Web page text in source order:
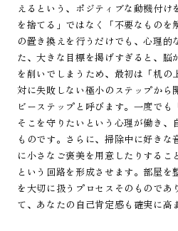
えるという、ポジティブな動機付け
を捨てる」ではなく「不要なもの
の置き換えを行うだけでも、心理的
た、大きな目標を掲げすぎると、脳
を削いでしまうため、最初は「机
対に失敗しない極小のステップから
ビーステップと呼びます。一度でも
そこを守りたいという心理が働き、
ものです。さらに、掃除中に好き
に小さなご褒美を用意したりするこ
という回路を形成させます。部屋を
を大切に扱うプロセスそのもので
て、あなたの自己肯定感も確実に高